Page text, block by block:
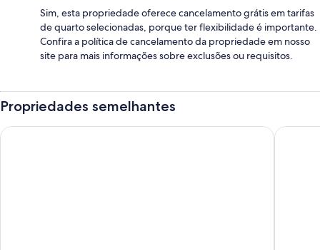
Sim, esta propriedade oferece cancelamento grátis em tarifas
de quarto selecionadas, porque ter flexibilidade é importante.
Confira a política de cancelamento da propriedade em nosso
site para mais informações sobre exclusões ou requisitos.
Propriedades semelhantes
Scandic Rovaniemi City Lapland